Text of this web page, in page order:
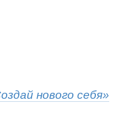
нового себя»